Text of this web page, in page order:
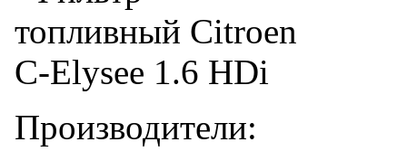
Производители: